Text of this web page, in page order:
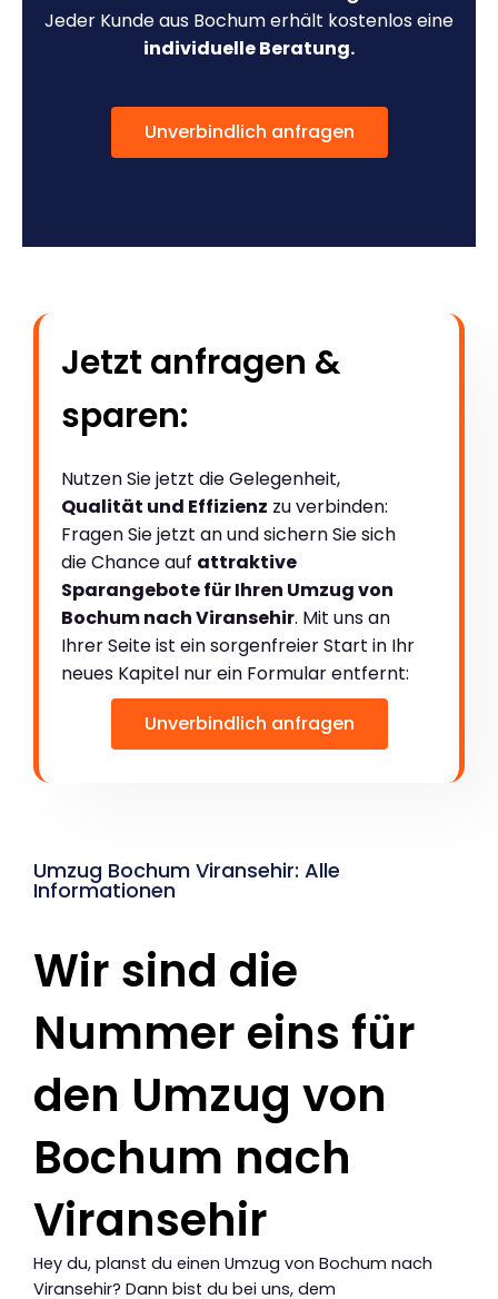
Jeder Kunde aus Bochum erhält kostenlos eine
individuelle Beratung.
Unverbindlich anfragen
Jetzt anfragen &
sparen:
Nutzen Sie jetzt die Gelegenheit,
Qualität und Effizienz zu verbinden:
Fragen Sie jetzt an und sichern Sie sich
die Chance auf attraktive
Sparangebote für Ihren Umzug von
Bochum nach Viransehir. Mit uns an
Ihrer Seite ist ein sorgenfreier Start in Ihr
neues Kapitel nur ein Formular entfernt:
Unverbindlich anfragen
Umzug Bochum Viransehir: Alle
Informationen
Wir sind die
Nummer eins für
den Umzug von
Bochum nach
Viransehir
Hey du, planst du einen Umzug von Bochum nach
Viransehir? Dann bist du bei uns, dem